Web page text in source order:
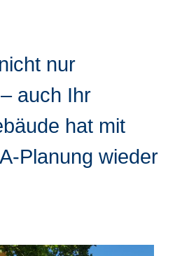
nur
auch Ihr
hat mit
Planung wieder